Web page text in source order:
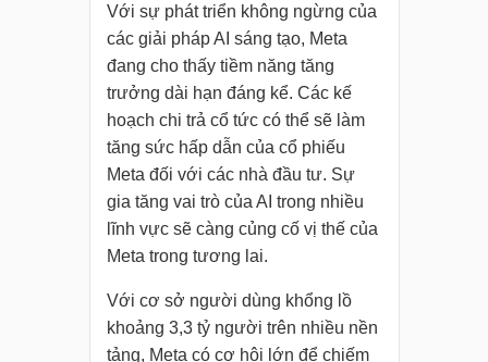
Với sự phát triển không ngừng của
các giải pháp AI sáng tạo, Meta
đang cho thấy tiềm năng tăng
trưởng dài hạn đáng kể. Các kế
hoạch chi trả cổ tức có thể sẽ làm
tăng sức hấp dẫn của cổ phiếu
Meta đối với các nhà đầu tư. Sự
gia tăng vai trò của AI trong nhiều
lĩnh vực sẽ càng củng cố vị thế của
Meta trong tương lai.
Với cơ sở người dùng khổng lồ
khoảng 3,3 tỷ người trên nhiều nền
tảng, Meta có cơ hội lớn để chiếm